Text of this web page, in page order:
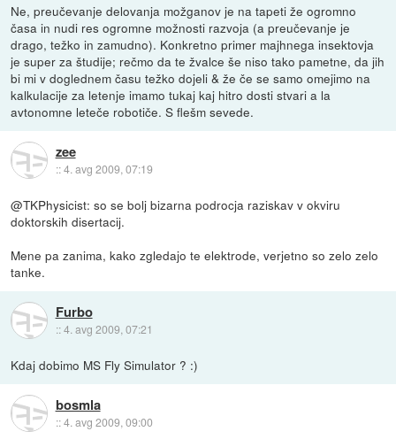
Ne, preučevanje delovanja možganov je na tapeti že ogromno
časa in nudi res ogromne možnosti razvoja (a preučevanje je
drago, težko in zamudno). Konkretno primer majhnega insektovja
je super za študije; rečmo da te žvalce še niso tako pametne, da jih
bi mi v doglednem času težko dojeli & že če se samo omejimo na
kalkulacije za letenje imamo tukaj kaj hitro dosti stvari a la
avtonomne leteče robotiče. S flešm sevede.
zee
::4. avg 2009, 07:19
@TKPhysicist: so se bolj bizarna podrocja raziskav v okviru
doktorskih disertacij.
Mene pa zanima, kako zgledajo te elektrode, verjetno so zelo zelo
tanke.
Furbo
::4. avg 2009, 07:21
Kdaj dobimo MS Fly Simulator ? :)
bosmla
::4. avg 2009, 09:00